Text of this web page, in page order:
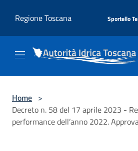
Regione Toscana
Sportello
Home >
Decreto n. 58 del 17 aprile 2023 -
performance dell’anno 2022.